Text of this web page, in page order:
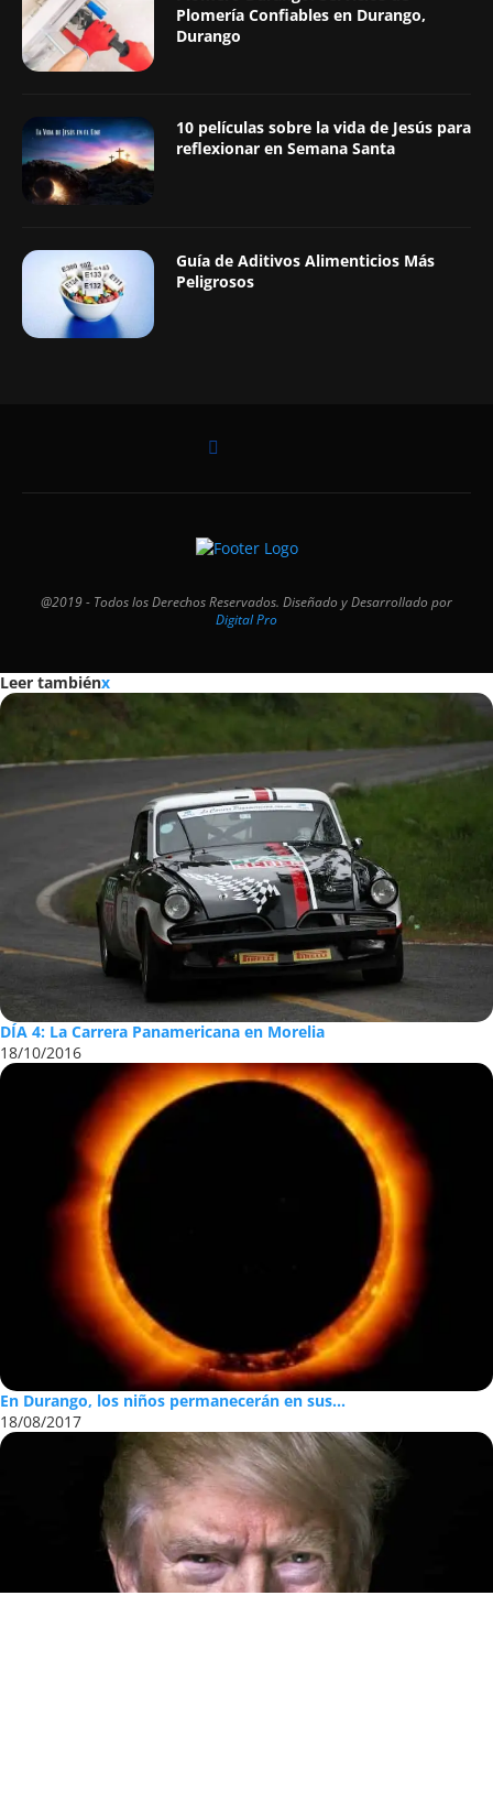
Plomería Confiables en Durango,
Durango
10 películas sobre la vida de Jesús para
reflexionar en Semana Santa
Guía de Aditivos Alimenticios Más
Peligrosos
@2019 - Todos los Derechos Reservados. Diseñado y Desarrollado por
Digital Pro
Leer tambiénx
DÍA 4: La Carrera Panamericana en Morelia
18/10/2016
En Durango, los niños permanecerán en sus...
18/08/2017